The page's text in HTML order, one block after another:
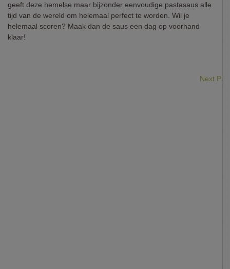
geeft deze hemelse maar bijzonder eenvoudige pastasaus alle
tijd van de wereld om helemaal perfect te worden. Wil je
helemaal scoren? Maak dan de saus een dag op voorhand
klaar!
Next